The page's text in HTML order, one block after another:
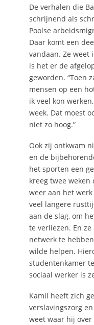
De verhalen die
schrijnend als
Poolse
Daar komt een
vandaan. Ze weet
is het er de
geworden. “Toen
mensen op een
ik veel kon
week. Dat moest
niet zo hoog.”
Ook zij ontkwam
en de
het sporten een
kreeg twee
weer aan het
veel langere
aan de slag, om
te verliezen. En
netwerk te
wilde helpen.
studentenkamer
sociaal werker is
Kamil heeft zich
verslavingszorg
weet waar hij